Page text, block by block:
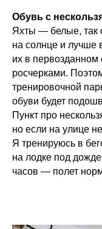
Обувь с
Яхты — белые, так
на солнце и лучше
их в первозданном
росчерками.
тренировочной
обуви будет
Пункт про
но если на улице
Я тренируюсь в
на лодке под
часов — полет